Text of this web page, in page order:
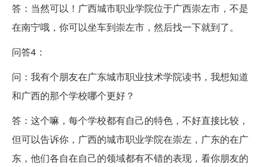
答：当然可以！广西城市职业学院位于广西崇左市，不是
在南宁哦，你可以坐车到崇左市，然后找一下就到了。
问答4：
问：我有个朋友在广东城市职业技术学院读书，我想知道
和广西的那个学校哪个更好？
答：这个嘛，每个学校都有自己的特色，不好直接比较，
但可以告诉你，广西的城市职业学院在崇左，广东的在广
东，他们各自在自己的领域都有不错的表现，看你朋友的